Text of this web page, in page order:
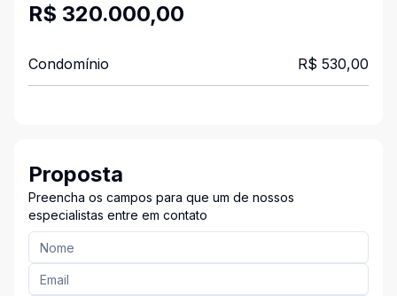
R$ 320.000,00
Condomínio R$ 530,00
Proposta
Preencha os campos para que um de nossos
especialistas entre em contato